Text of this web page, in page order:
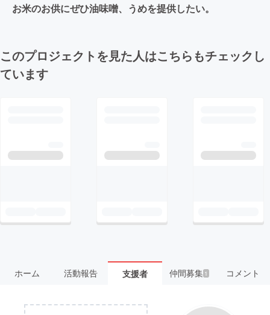
お米のお供にぜひ油味噌、うめを提供したい。
このプロジェクトを見た人はこちらもチェックし
ています
ホーム 活動報告 支援者 仲間募集 1 コメント